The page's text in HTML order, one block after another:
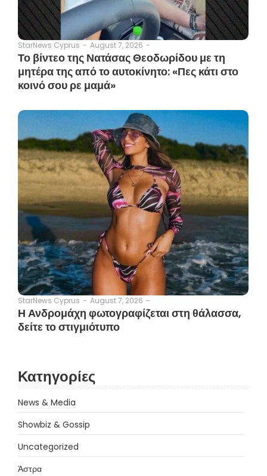
StarNews Cyprus - August 7, 2026 -
Το βίντεο της Νατάσας Θεοδωρίδου με τη
μητέρα της από το αυτοκίνητο: «Πες κάτι στο
κοινό σου ρε μαμά»
StarNews Cyprus - August 7, 2026 -
Η Ανδρομάχη φωτογραφίζεται στη θάλασσα,
δείτε το στιγμιότυπο
Κατηγορίες
News & Media
Showbiz & Gossip
Uncategorized
Άστρα